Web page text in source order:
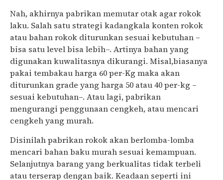
Nah, akhirnya pabrikan memutar otak agar rokok
laku. Salah satu strategi kadangkala konten rokok
atau bahan rokok diturunkan sesuai kebutuhan –
bisa satu level bisa lebih–. Artinya bahan yang
digunakan kuwalitasnya dikurangi. Misal,biasanya
pakai tembakau harga 60 per-Kg maka akan
diturunkan grade yang harga 50 atau 40 per-kg –
sesuai kebutuhan–. Atau lagi, pabrikan
mengurangi penggunaan cengkeh, atau mencari
cengkeh yang murah.
Disinilah pabrikan rokok akan berlomba-lomba
mencari bahan baku murah sesuai kemampuan.
Selanjutnya barang yang berkualitas tidak terbeli
atau terserap dengan baik. Keadaan seperti ini